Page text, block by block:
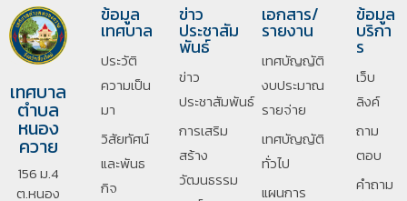
เทศบาล
ตำบล
หนอง
ควาย
156 ม.4
ต.หนอง
ข้อมูล
เทศบาล
ประวัติ
ความเป็น
มา
วิสัยทัศน์
และพันธ
กิจ
ข่าว
ประชาสัม
พันธ์
ข่าว
ประชาสัมพันธ์
การเสริม
สร้าง
วัฒนธรรม
เอกสาร/
รายงาน
เทศบัญญัติ
งบประมาณ
รายจ่าย
เทศบัญญัติ
ทั่วไป
แผนการ
ข้อมูล
บริกา
ร
เว็บ
ลิงค์
ถาม
ตอบ
คำถาม